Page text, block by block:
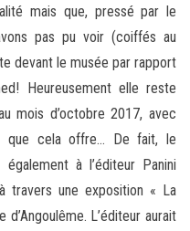
mais que, pressé par le
pas pu voir (coiffés au
devant le musée par rapport
Heureusement elle reste
mois d’octobre 2017, avec
que cela offre… De fait, le
à l’éditeur Panini
travers une exposition « La
L’éditeur aurait